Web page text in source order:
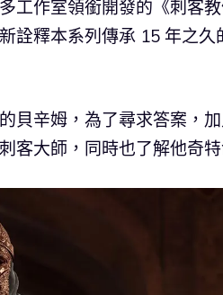
工作室領銜開發的《刺客
詮釋本系列傳承 15 年之久
貝辛姆，為了尋求答案，
客大師，同時也了解他奇特